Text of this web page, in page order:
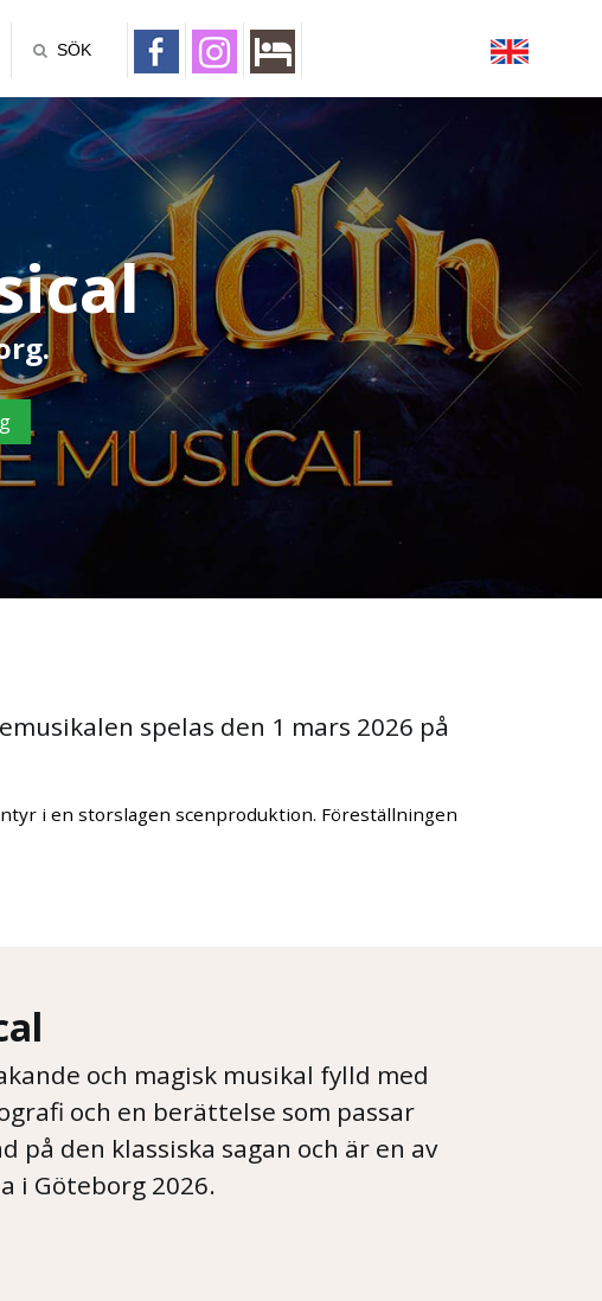
SÖK
spelas den 1 mars 2026 på
i en storslagen scenproduktion. Föreställningen
och magisk musikal fylld med
och en berättelse som passar
på den klassiska sagan och är en av
i Göteborg 2026.